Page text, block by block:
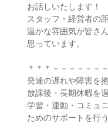
お話しいたします！
スタッフ・経営者の
温かな雰囲気が皆さ
思っています。
＊＊＊－－－－－－
発達の遅れや障害を
放課後・長期休暇を
学習・運動・コミュ
ためのサポートを行